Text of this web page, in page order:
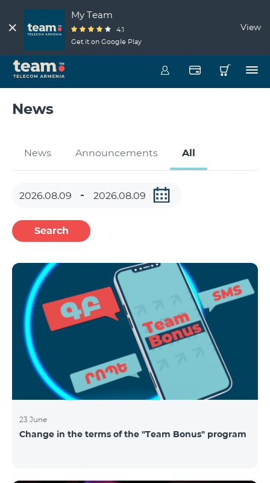
My Team
4.1
Get it on Google Play
View
News
News Announcements All
Search
23 June
Change in the terms of the "Team Bonus" program